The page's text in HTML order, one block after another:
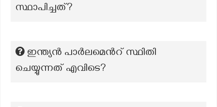
സ്ഥാപിച്ചത്?
ഇന്ത്യൻ പാർലമെൻറ് സ്ഥിതി
ചെയ്യുന്നത് എവിടെ?